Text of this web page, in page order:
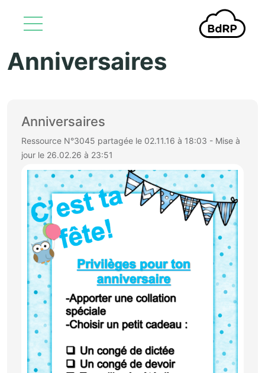
Aller au contenu principal
Anniversaires
Anniversaires
Ressource N°3045 partagée le 02.11.16 à 18:03 - Mise à
jour le 26.02.26 à 23:51